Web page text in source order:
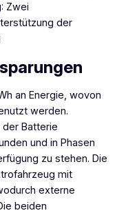
: Zwei
der
an Energie, wovon
werden.
der Batterie
und in Phasen
zu stehen. Die
mit
externe
beiden